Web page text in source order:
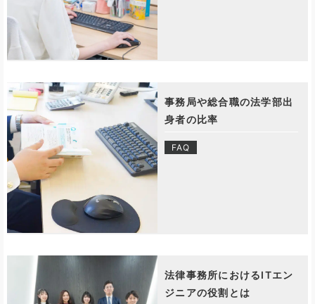
事務局や総合職の法学部出
身者の比率
FAQ
法律事務所におけるITエン
ジニアの役割とは